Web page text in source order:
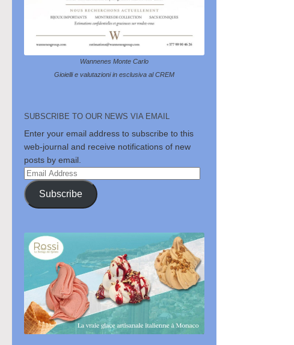
Wannenes Monte Carlo
Gioielli e valutazioni in esclusiva al CREM
SUBSCRIBE TO OUR NEWS VIA EMAIL
Enter your email address to subscribe to this
web-journal and receive notifications of new
posts by email.
Email
Address
Subscribe